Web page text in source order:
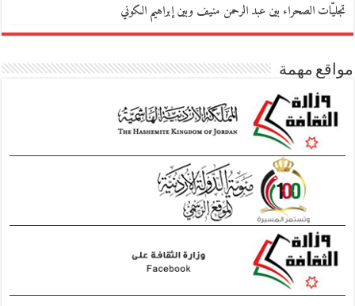
تجليّات الصحراء بين عبد الرحمن منيف وبين إبراهيم الكوني
مواقع مهمة